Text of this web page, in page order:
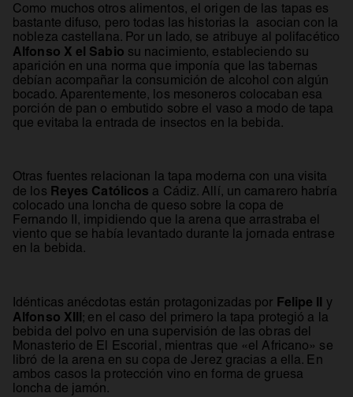
Como muchos otros alimentos, el origen de las tapas es
bastante difuso, pero todas las historias la asocian con la
nobleza castellana. Por un lado, se atribuye al polifacético
Alfonso X el Sabio su nacimiento, estableciendo su
aparición en una norma que imponía que las tabernas
debían acompañar la consumición de alcohol con algún
bocado. Aparentemente, los mesoneros colocaban esa
porción de pan o embutido sobre el vaso a modo de tapa
que evitaba la entrada de insectos en la bebida.
Otras fuentes relacionan la tapa moderna con una visita
de los Reyes Católicos a Cádiz. Allí, un camarero habría
colocado una loncha de queso sobre la copa de
Fernando II, impidiendo que la arena que arrastraba el
viento que se había levantado durante la jornada entrase
en la bebida.
Idénticas anécdotas están protagonizadas por Felipe II y
Alfonso XIII; en el caso del primero la tapa protegió a la
bebida del polvo en una supervisión de las obras del
Monasterio de El Escorial, mientras que «el Africano» se
libró de la arena en su copa de Jerez gracias a ella. En
ambos casos la protección vino en forma de gruesa
loncha de jamón.